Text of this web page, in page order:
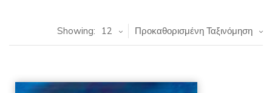
Προκαθορισμένη Ταξινόμηση
Showing: 12